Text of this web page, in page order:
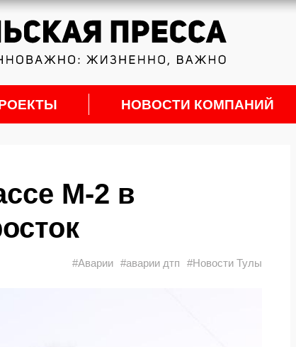
НОВОСТИ КОМПАНИЙ
М-2 в
#Аварии #аварии дтп #Новости Тулы